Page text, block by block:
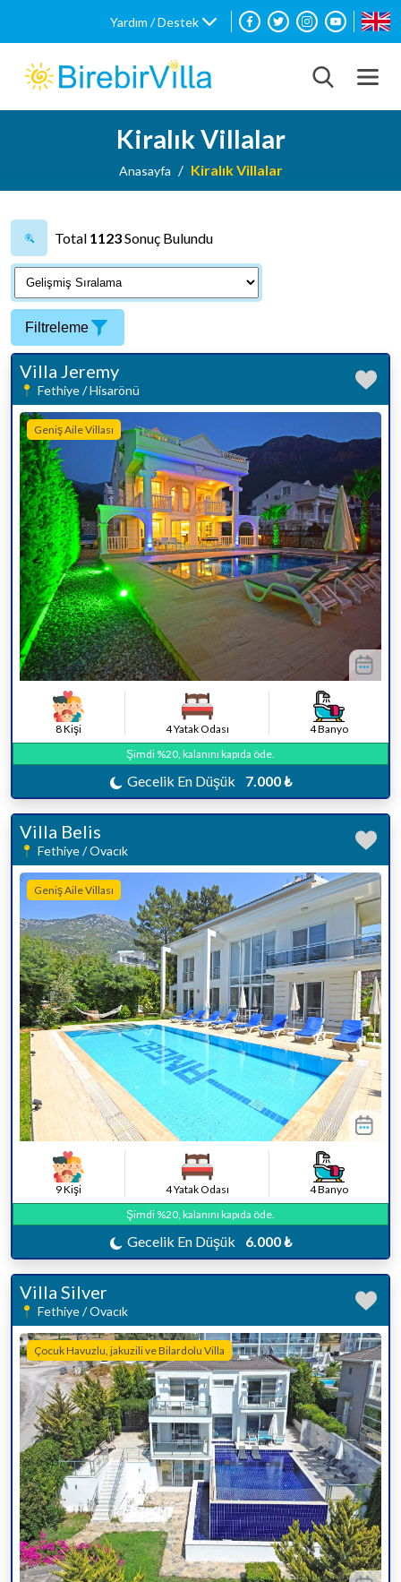
Yardım / Destek
Kiralık Villalar
Anasayfa Kiralık Villalar
Total 1123Sonuç Bulundu
Filtreleme
Villa Jeremy
Fethiye / Hisarönü
Geniş Aile Villası
8 Kişi 4 Yatak Odası
4 Banyo
Şimdi %20, kalanını kapıda öde.
Gecelik En Düşük 7.000 ₺
Villa Belis
Fethiye / Ovacık
Geniş Aile Villası
9 Kişi 4 Yatak Odası
4 Banyo
Şimdi %20, kalanını kapıda öde.
Gecelik En Düşük 6.000 ₺
Villa Silver
Fethiye / Ovacık
Çocuk Havuzlu, jakuzili ve Bilardolu Villa